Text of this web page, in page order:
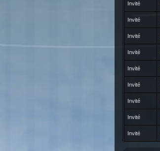
Invité
Invité
Invité
Invité
Invité
Invité
Invité
Invité
Invité